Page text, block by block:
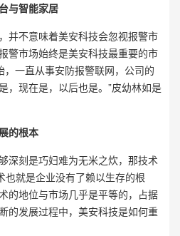
与智能家居
并不意味着美安科技会忽视报警市
警市场始终是美安科技最重要的市
，一直从事安防报警联网，公司的
，现在是，以后也是。”皮幼林如是
的根本
深刻是巧妇难为无米之炊，那技术
也就是企业没有了赖以生存的根
的地位与市场几乎是平等的，占据
的发展过程中，美安科技是如何重